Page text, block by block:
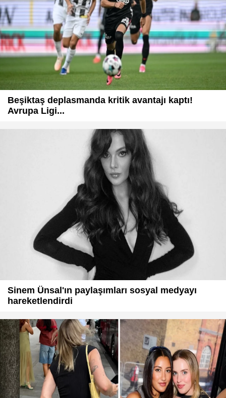
Beşiktaş deplasmanda kritik avantajı kaptı!
Avrupa Ligi...
Sinem Ünsal'ın paylaşımları sosyal medyayı
hareketlendirdi